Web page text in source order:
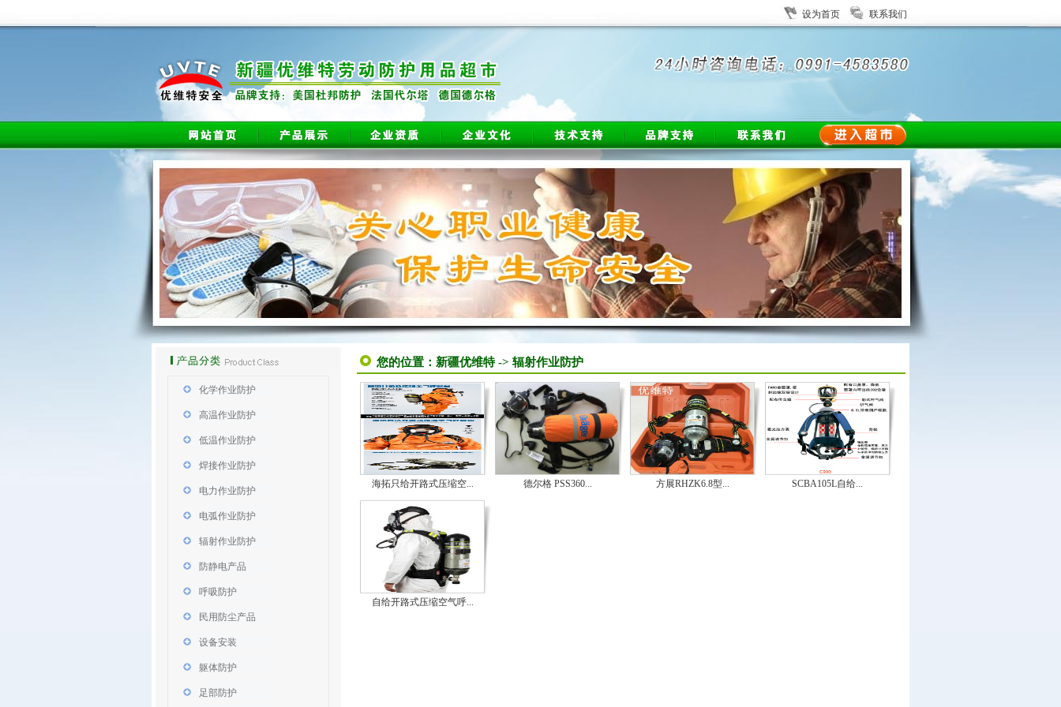
设为首页 联系我们
化学作业防护
高温作业防护
低温作业防护
焊接作业防护
电力作业防护
电弧作业防护
辐射作业防护
防静电产品
呼吸防护
民用防尘产品
设备安装
躯体防护
足部防护
您的位置： 新疆优维特-> 辐射作业防护
海拓只给开路式压缩空... 德尔格 PSS360... 方展RHZK6.8型... SCBA105L自给...
自给开路式压缩空气呼...